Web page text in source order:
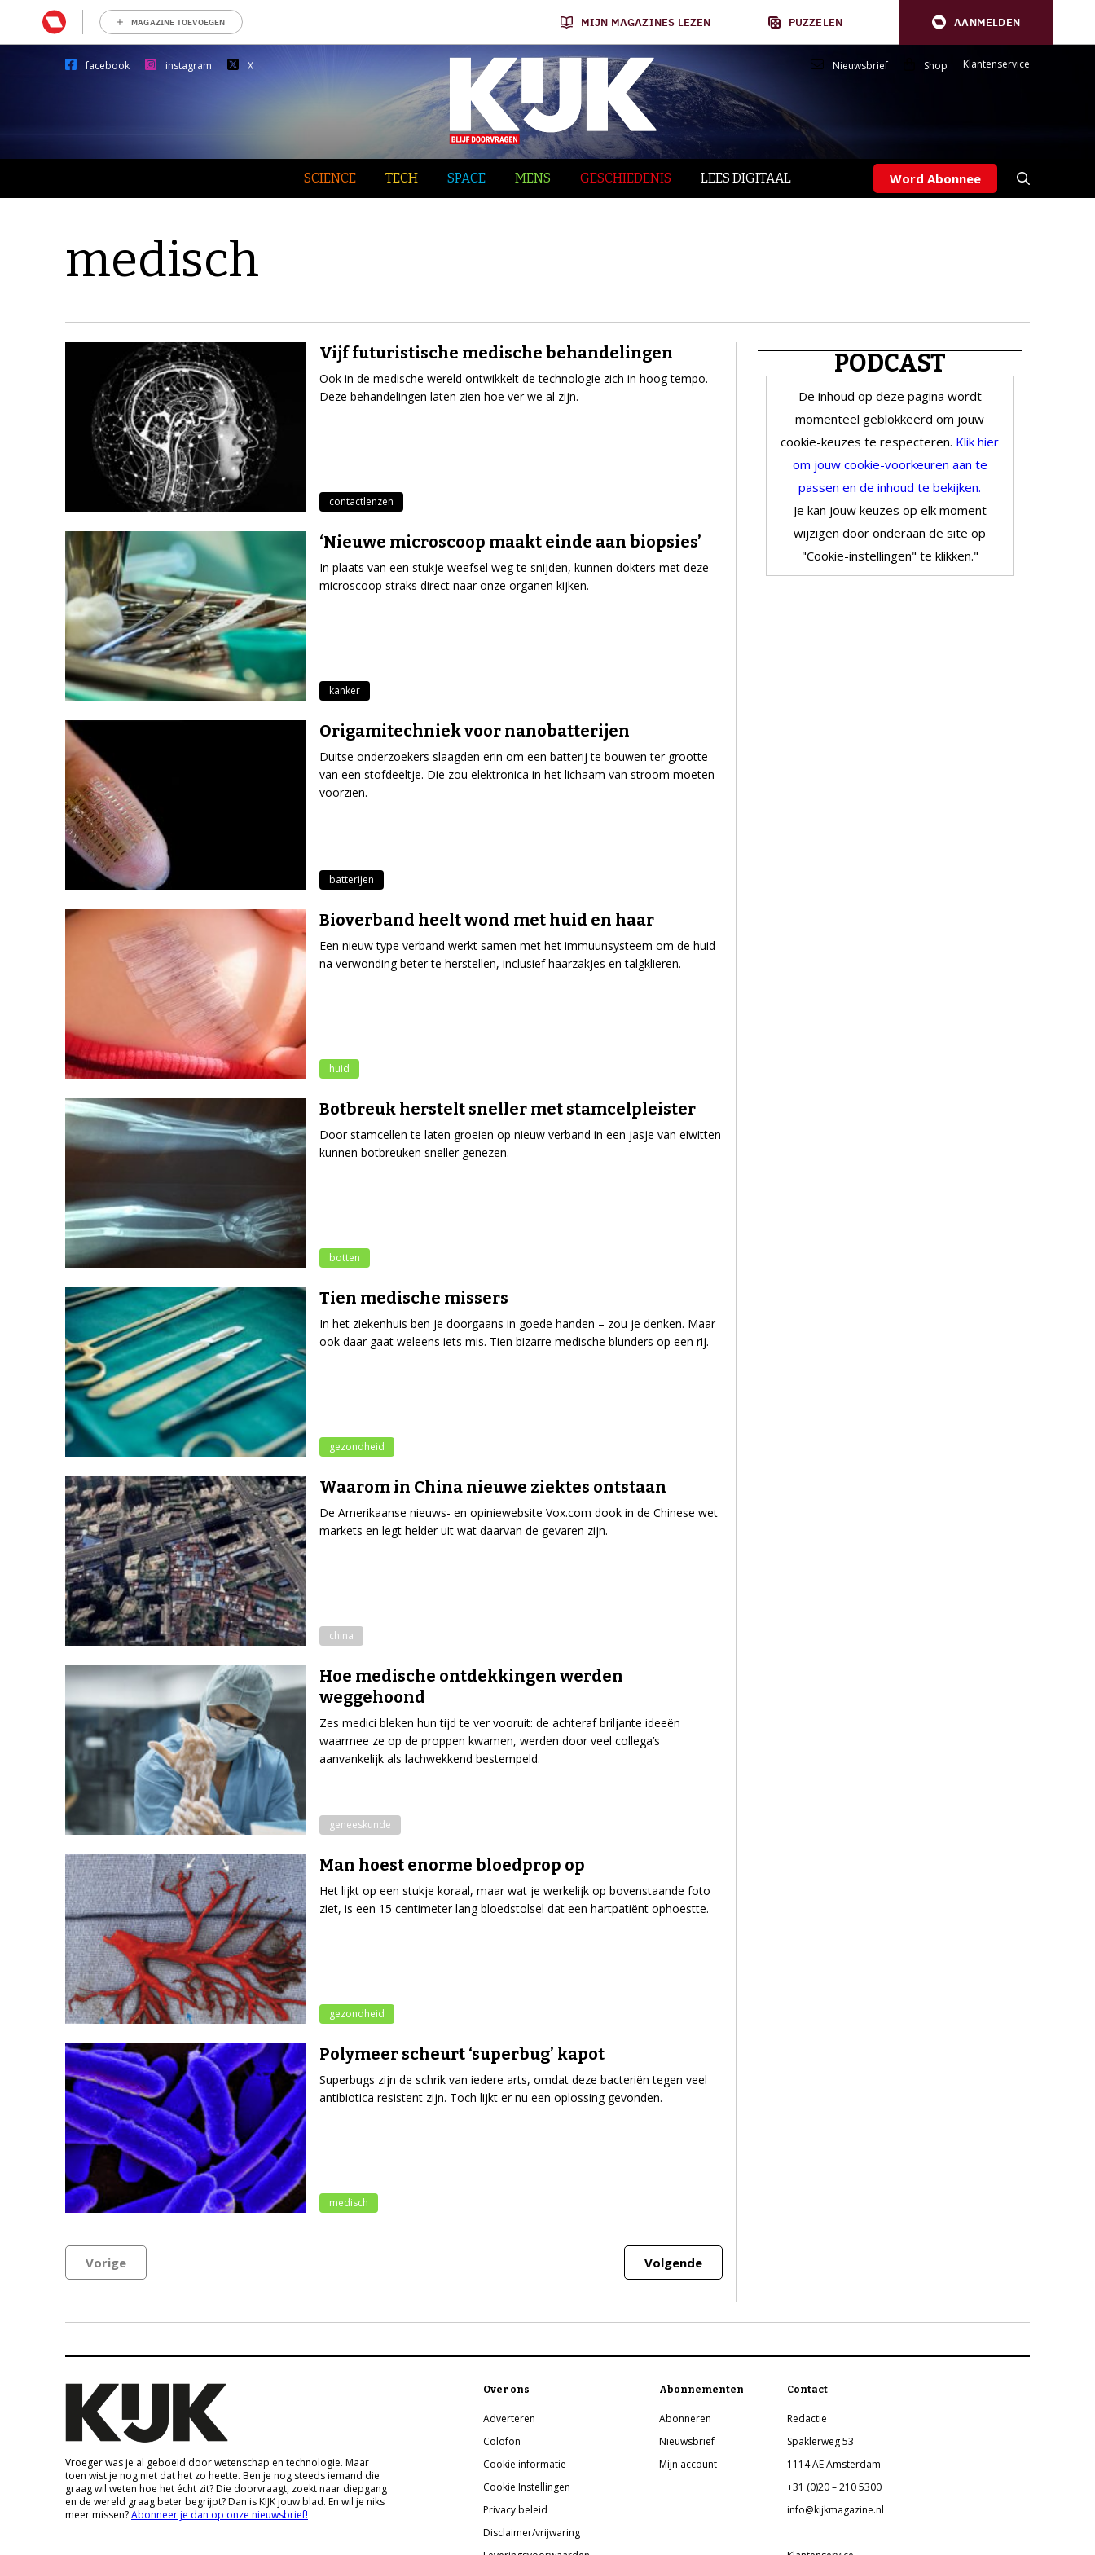
MAGAZINE TOEVOEGEN MIJN MAGAZINES LEZEN PUZZELEN AANMELDEN
facebook instagram X Nieuwsbrief Shop Klantenservice
SCIENCE TECH SPACE MENS GESCHIEDENIS LEES DIGITAAL Word Abonnee
medisch
Vijf futuristische medische behandelingen
Ook in de medische wereld ontwikkelt de technologie zich in hoog tempo.
Deze behandelingen laten zien hoe ver we al zijn.
contactlenzen
‘Nieuwe microscoop maakt einde aan biopsies’
In plaats van een stukje weefsel weg te snijden, kunnen dokters met deze
microscoop straks direct naar onze organen kijken.
kanker
Origamitechniek voor nanobatterijen
Duitse onderzoekers slaagden erin om een batterij te bouwen ter grootte
van een stofdeeltje. Die zou elektronica in het lichaam van stroom moeten
voorzien.
batterijen
Bioverband heelt wond met huid en haar
Een nieuw type verband werkt samen met het immuunsysteem om de huid
na verwonding beter te herstellen, inclusief haarzakjes en talgklieren.
huid
Botbreuk herstelt sneller met stamcelpleister
Door stamcellen te laten groeien op nieuw verband in een jasje van eiwitten
kunnen botbreuken sneller genezen.
botten
Tien medische missers
In het ziekenhuis ben je doorgaans in goede handen – zou je denken. Maar
ook daar gaat weleens iets mis. Tien bizarre medische blunders op een rij.
gezondheid
Waarom in China nieuwe ziektes ontstaan
De Amerikaanse nieuws- en opiniewebsite Vox.com dook in de Chinese wet
markets en legt helder uit wat daarvan de gevaren zijn.
china
Hoe medische ontdekkingen werden
weggehoond
Zes medici bleken hun tijd te ver vooruit: de achteraf briljante ideeën
waarmee ze op de proppen kwamen, werden door veel collega’s
aanvankelijk als lachwekkend bestempeld.
geneeskunde
Man hoest enorme bloedprop op
Het lijkt op een stukje koraal, maar wat je werkelijk op bovenstaande foto
ziet, is een 15 centimeter lang bloedstolsel dat een hartpatiënt ophoestte.
gezondheid
Polymeer scheurt ‘superbug’ kapot
Superbugs zijn de schrik van iedere arts, omdat deze bacteriën tegen veel
antibiotica resistent zijn. Toch lijkt er nu een oplossing gevonden.
medisch
Vorige Volgende
PODCAST
De inhoud op deze pagina wordt
momenteel geblokkeerd om jouw
cookie-keuzes te respecteren. Klik hier
om jouw cookie-voorkeuren aan te
passen en de inhoud te bekijken.
Je kan jouw keuzes op elk moment
wijzigen door onderaan de site op
"Cookie-instellingen" te klikken."
Vroeger was je al geboeid door wetenschap en technologie. Maar
toen wist je nog niet dat het zo heette. Ben je nog steeds iemand die
graag wil weten hoe het écht zit? Die doorvraagt, zoekt naar diepgang
en de wereld graag beter begrijpt? Dan is KIJK jouw blad. En wil je niks
meer missen?Abonneer je dan op onze nieuwsbrief!
Over ons
Adverteren
Colofon
Cookie informatie
Cookie Instellingen
Privacy beleid
Disclaimer/vrijwaring
Abonnementen
Abonneren
Nieuwsbrief
Mijn account
Contact
Redactie
Spaklerweg 53
1114 AE Amsterdam
+31 (0)20 – 210 5300
info@kijkmagazine.nl